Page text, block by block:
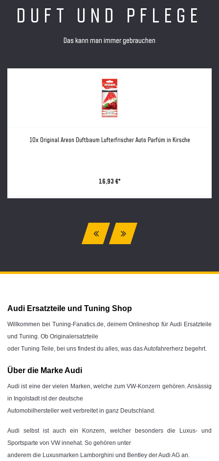
DUFT UND PFLEGE
Das kann man immer gebrauchen
10x Original Areon Duftbaum Lufterfrischer Auto Parfüm in Kirsche
16,93 €*
Audi Ersatzteile und Tuning Shop
Willkommen bei Tuning-Fanatics.de, deinem Onlineshop für Audi Ersatzteile
und Tuning. Ob Originalersatzteile
oder Tuning Teile, bei uns findest du alles, was das Autofahrerherz begehrt.
Über die Marke Audi
Audi ist eine der vielen Marken, welche zum VW-Konzern gehören. Ansässig
in Ingolstadt ist der deutsche
Automobilhersteller weit verbreitet in ganz Deutschland.
Audi selbst ist auch ein Konzern, welcher besonders die Luxus- und
Sportsparte von VW innehat. So gehören unter
anderem die Luxusmarken Lamborghini und Bentley der Audi AG an.